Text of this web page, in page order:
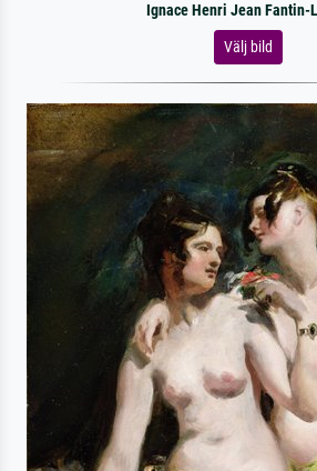
Ignace Henri Jean Fantin-
Välj bild